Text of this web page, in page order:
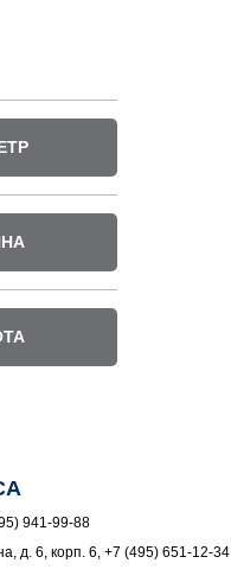
941-99-88
д. 6, корп. 6, +7 (495) 651-12-34